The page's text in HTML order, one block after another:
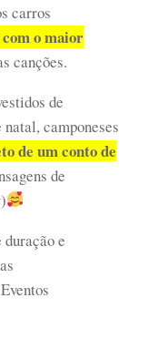
carros
o maior
canções.
de
camponeses
de um conto de
de
e